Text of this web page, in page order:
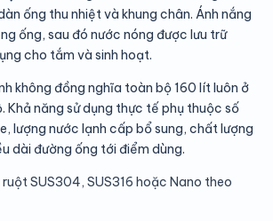
ống thu nhiệt và khung chân. Ánh nắng
ống, sau đó nước nóng được lưu trữ
cho tắm và sinh hoạt.
không đồng nghĩa toàn bộ 160 lít luôn ở
Khả năng sử dụng thực tế phụ thuộc số
lượng nước lạnh cấp bổ sung, chất lượng
dài đường ống tới điểm dùng.
SUS304, SUS316 hoặc Nano theo